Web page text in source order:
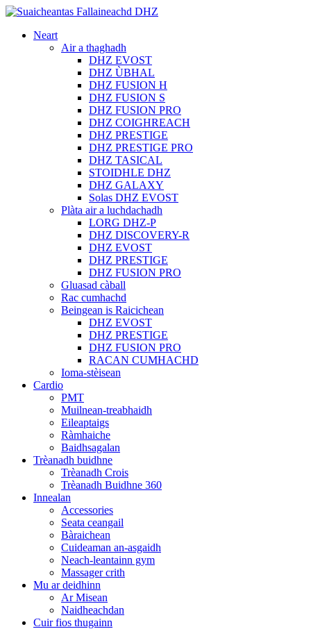
Neart
Air a thaghadh
DHZ EVOST
DHZ ÙBHAL
DHZ FUSION H
DHZ FUSION S
DHZ FUSION PRO
DHZ COIGHREACH
DHZ PRESTIGE
DHZ PRESTIGE PRO
DHZ TASICAL
STOIDHLE DHZ
DHZ GALAXY
Solas DHZ EVOST
Plàta air a luchdachadh
LORG DHZ-P
DHZ DISCOVERY-R
DHZ EVOST
DHZ PRESTIGE
DHZ FUSION PRO
Gluasad càball
Rac cumhachd
Beingean is Raicichean
DHZ EVOST
DHZ PRESTIGE
DHZ FUSION PRO
RACAN CUMHACHD
Ioma-stèisean
Cardio
PMT
Muilnean-treabhaidh
Eileaptaigs
Ràmhaiche
Baidhsagalan
Trèanadh buidhne
Trèanadh Crois
Trèanadh Buidhne 360
Innealan
Accessories
Seata ceangail
Bàraichean
Cuideaman an-asgaidh
Neach-leantainn gym
Massager crith
Mu ar deidhinn
Ar Misean
Naidheachdan
Cuir fios thugainn